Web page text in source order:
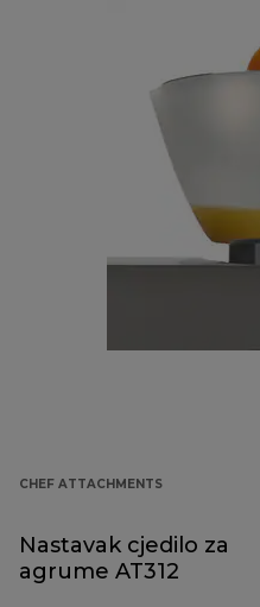
CHEF ATTACHMENTS
Nastavak cjedilo za
agrume AT312